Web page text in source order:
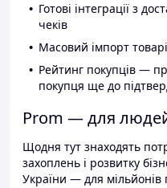
Готові інтеграції з
чеків
Масовий імпорт
Рейтинг покупців —
покупця ще до
Prom — для людей
Щодня тут знаходять
захоплень і розвитку
України — для мільйонів